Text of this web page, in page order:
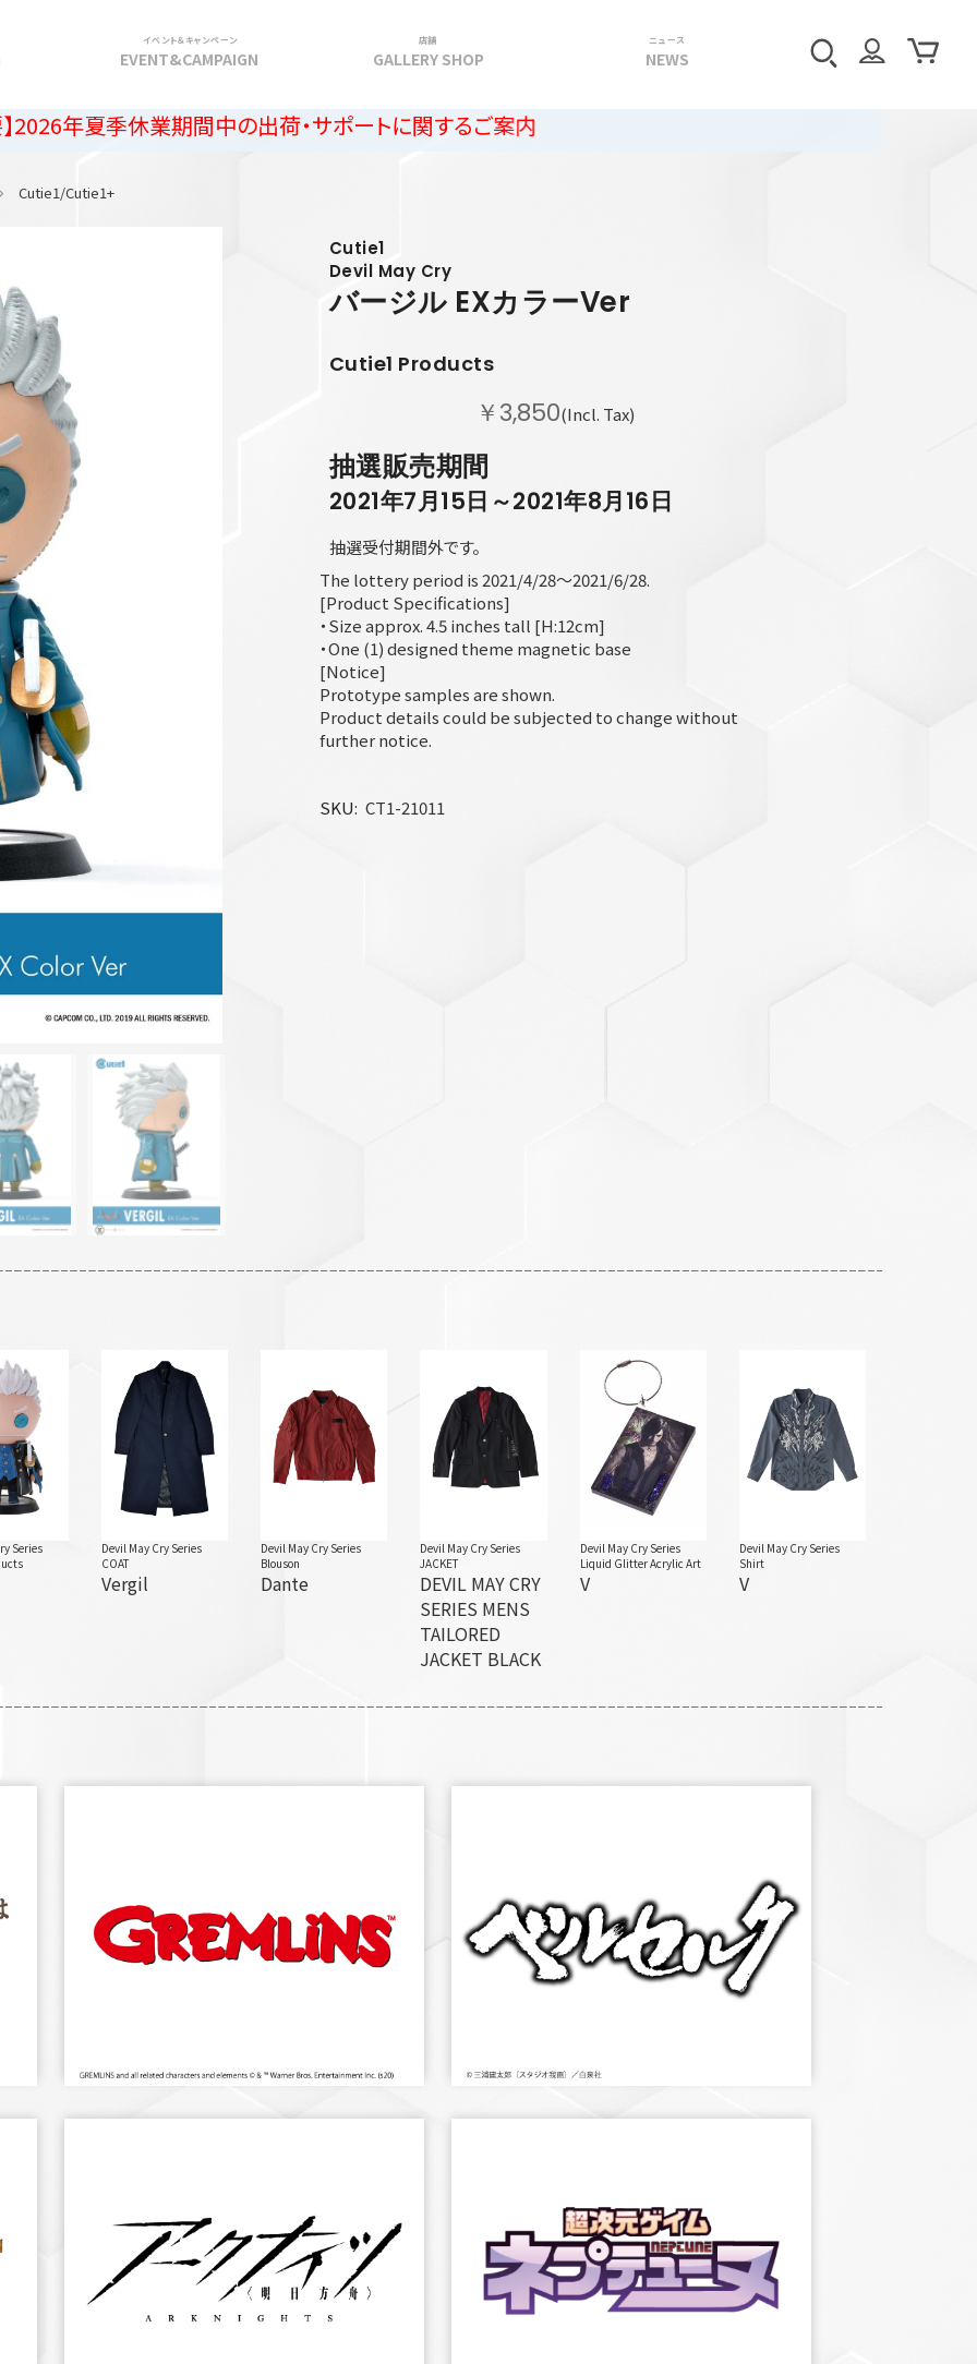
イベント＆キャンペーン
EVENT&CAMPAIGN
店舗
GALLERY SHOP
ニュース
NEWS
休業期間中の出荷・サポートに関するご案内
Cutie1/Cutie1+
Cutie1
Devil May Cry
バージル EXカラーVer
Cutie1 Products
￥3,850(Incl. Tax)
抽選販売期間
2021年7月15日～2021年8月16日
抽選受付期間外です。
The lottery period is 2021/4/28～2021/6/28.
[Product Specifications]
・Size approx. 4.5 inches tall [H:12cm]
・One (1) designed theme magnetic base
[Notice]
Prototype samples are shown.
Product details could be subjected to change without
further notice.
SKU CT1-21011
Series
Devil May Cry Series
COAT
Vergil
Devil May Cry Series
Blouson
Dante
Devil May Cry Series
JACKET
DEVIL MAY CRY
SERIES MENS
TAILORED
JACKET BLACK
Devil May Cry Series
Liquid Glitter Acrylic Art
V
Devil May Cry Series
Shirt
V